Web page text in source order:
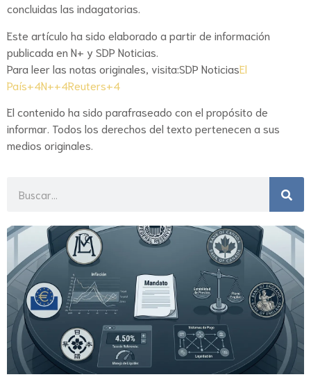
concluidas las indagatorias.
Este artículo ha sido elaborado a partir de información
publicada en N+ y SDP Noticias.
Para leer las notas originales, visita:SDP NoticiasEl
País+4N++4Reuters+4
El contenido ha sido parafraseado con el propósito de
informar. Todos los derechos del texto pertenecen a sus
medios originales.